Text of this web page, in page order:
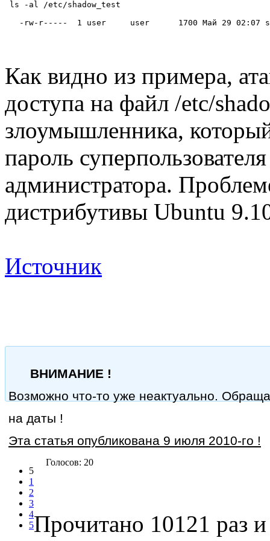
ls -al /etc/shadow_test
-rw-r-----  1 user     user      1700 Май 29 02:07
Как видно из примера,
доступа на файл /etc/
злоумышленника,
пароль
администратора.
дистрибутивы Ubuntu
Источник
ВНИМАНИЕ !
Возможно что-то уже неактуально.
на даты !
Эта статья опубликована 9 июля 2010-го !
5
1
2
3
4
5
Голосов: 20
Прочитано 10121 раз